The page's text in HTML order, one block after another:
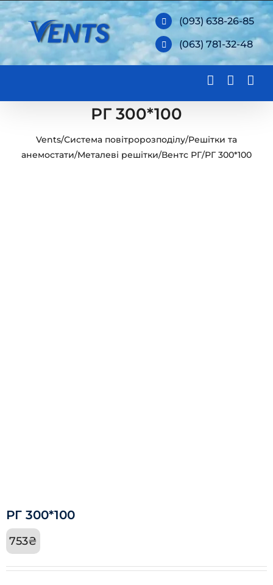
Skip
to
content
(093) 638-26-85
(063) 781-32-48
РГ 300*100
Vents/Система повітророзподілу/Решітки та
анемостати/Металеві решітки/Вентс РГ/РГ 300*100
РГ 300*100
753₴